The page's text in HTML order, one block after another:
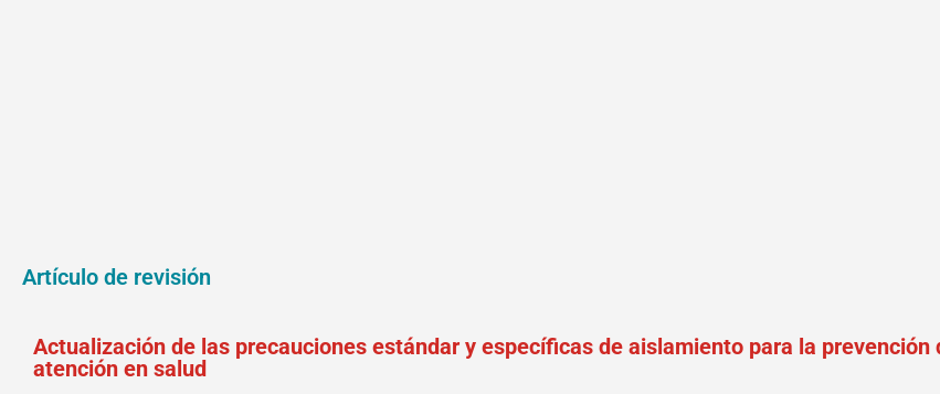
Artículo de revisión
Actualización de las precauciones estándar y específicas de aislamiento para la
atención en salud